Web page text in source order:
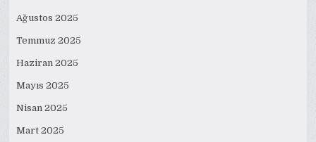
Ağustos 2025
Temmuz 2025
Haziran 2025
Mayıs 2025
Nisan 2025
Mart 2025